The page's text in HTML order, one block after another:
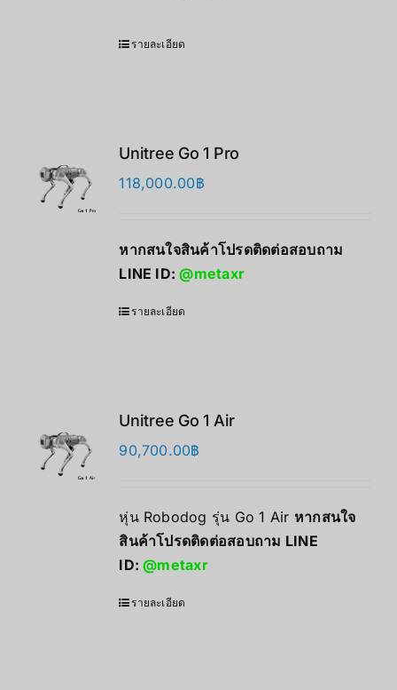
รายละเอียด
Unitree Go 1 Pro
118,000.00฿
หากสนใจสินค้าโปรดติดต่อสอบถาม
LINE ID:@metaxr
รายละเอียด
Unitree Go 1 Air
90,700.00฿
หุ่น Robodog รุ่น Go 1 Air หากสนใจ
สินค้าโปรดติดต่อสอบถาม LINE
ID:@metaxr
รายละเอียด